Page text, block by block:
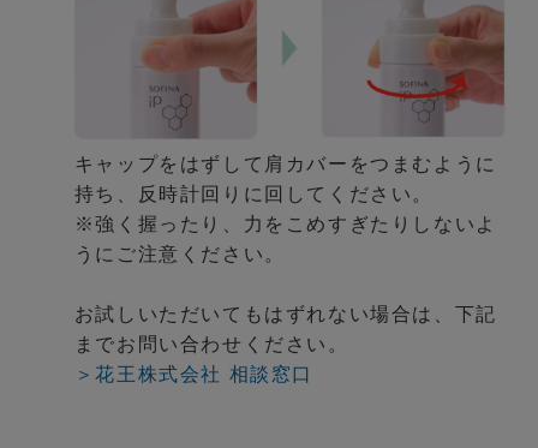
キャップをはずして肩カバーをつまむように
持ち、反時計回りに回してください。
※強く握ったり、力をこめすぎたりしないよ
うにご注意ください。
お試しいただいてもはずれない場合は、下記
までお問い合わせください。
＞花王株式会社 相談窓口